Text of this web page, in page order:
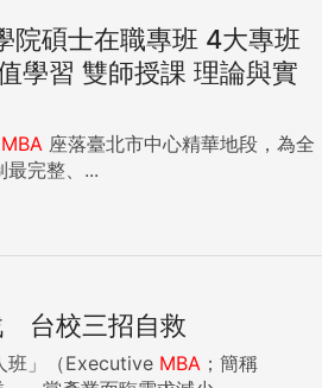
院碩士在職專班 4大專班
學習 雙師授課 理論與實
MBA
最完整、...
台校三招自救
班」（Executive MBA ；簡稱